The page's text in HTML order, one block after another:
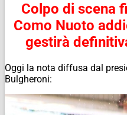
Colpo di scena
Como Nuoto
gestirà
Oggi la nota diffusa dal
Bulgheroni: